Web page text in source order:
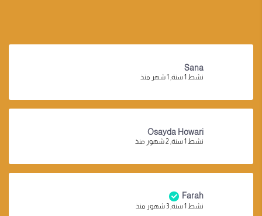
Sana
نشط 1 سنة, 1 شهر منذ
Osayda Howari
نشط 1 سنة, 2 شهور منذ
Farah
نشط 1 سنة, 3 شهور منذ